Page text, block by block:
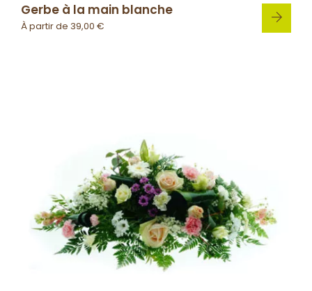
Gerbe à la main blanche
À partir de 39,00 €